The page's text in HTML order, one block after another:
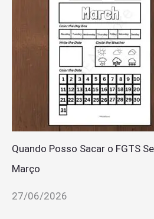
Quando Posso Sacar o FGTS
Março
27/06/2026